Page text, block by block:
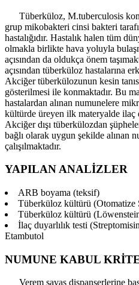
Tüberküloz, M.tuberculosis
grup mikobakteri cinsi bakteri
hastalığıdır. Hastalık halen tüm
olmakla birlikte hava yoluyla
açısından da oldukça önem
açısından tüberküloz hastalarına
Akciğer tüberkülozunun kesin
gösterilmesi ile konmaktadır. Bu
hastalardan alınan numunelere
kültürde üreyen ilk materyalde ilaç
Akciğer dışı tüberkülozdan
bağlı olarak uygun şekilde alınan
çalışılmaktadır.
YAPILAN ANALİZLER
ARB boyama (teksif)
Tüberküloz kültürü (Otomatize
Tüberküloz kültürü
İlaç duyarlılık testi
Etambutol
NUMUNE KABUL
Verem savaş dispanserlerine